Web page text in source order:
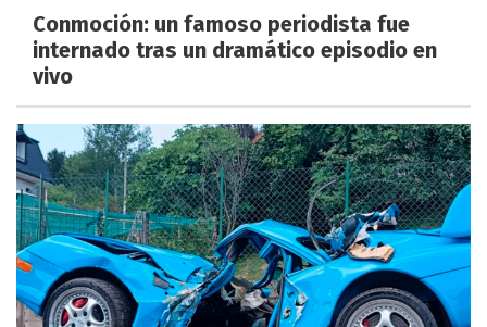
Conmoción: un famoso periodista fue
internado tras un dramático episodio en
vivo